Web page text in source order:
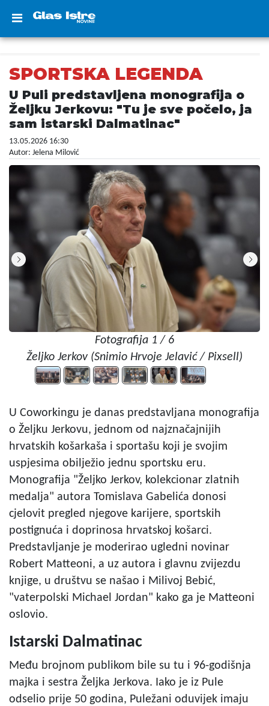
SPORTSKA LEGENDA
U Puli predstavljena monografija o
Željku Jerkovu: "Tu je sve počelo, ja
sam istarski Dalmatinac"
13.05.2026 16:30
Autor: Jelena Milović
Fotografija 1 / 6
Željko Jerkov (Snimio Hrvoje Jelavić / Pixsell)
U Coworkingu je danas predstavljana monografija
o Željku Jerkovu, jednom od najznačajnijih
hrvatskih košarkaša i sportašu koji je svojim
uspjesima obilježio jednu sportsku eru.
Monografija "Željko Jerkov, kolekcionar zlatnih
medalja" autora Tomislava Gabelića donosi
cjelovit pregled njegove karijere, sportskih
postignuća i doprinosa hrvatskoj košarci.
Predstavljanje je moderirao ugledni novinar
Robert Matteoni, a uz autora i glavnu zvijezdu
knjige, u društvu se našao i Milivoj Bebić,
"vaterpolski Michael Jordan" kako ga je Matteoni
oslovio.
Istarski Dalmatinac
Među brojnom publikom bile su tu i 96-godišnja
majka i sestra Željka Jerkova. Iako je iz Pule
odselio prije 50 godina, Puležani oduvijek imaju